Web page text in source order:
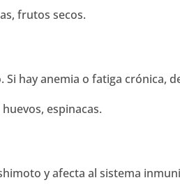
frutos secos.
hay anemia o fatiga crónica,
espinacas.
y afecta al sistema